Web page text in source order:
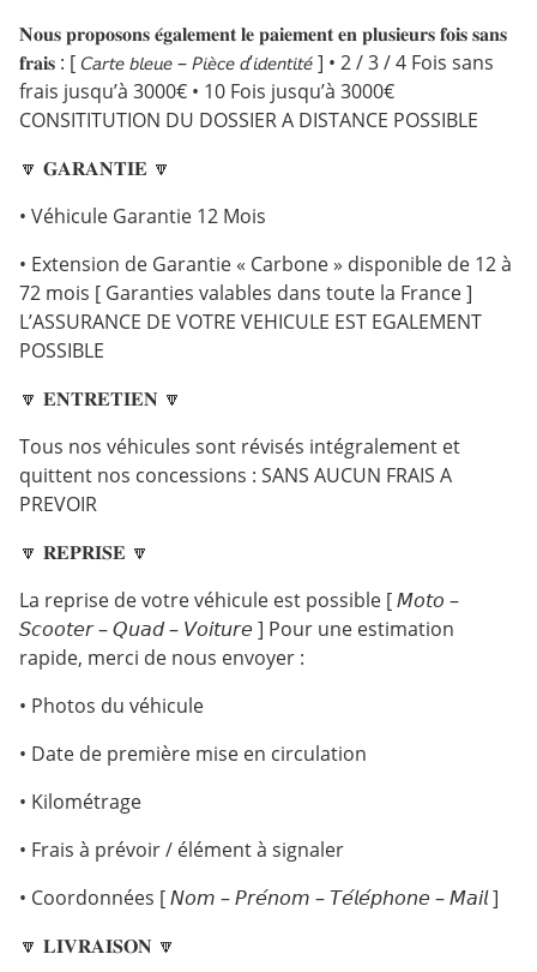
𝐍𝐨𝐮𝐬 𝐩𝐫𝐨𝐩𝐨𝐬𝐨𝐧𝐬 𝐞́𝐠𝐚𝐥𝐞𝐦𝐞𝐧𝐭 𝐥𝐞 𝐩𝐚𝐢𝐞𝐦𝐞𝐧𝐭 𝐞𝐧 𝐩𝐥𝐮𝐬𝐢𝐞𝐮𝐫𝐬 𝐟𝐨𝐢𝐬 𝐬𝐚𝐧𝐬
𝐟𝐫𝐚𝐢𝐬 : [ 𝘊𝘢𝘳𝘵𝘦 𝘣𝘭𝘦𝘶𝘦 – 𝘗𝘪𝘦̀𝘤𝘦 𝘥’𝘪𝘥𝘦𝘯𝘵𝘪𝘵𝘦́ ] • 2 / 3 / 4 Fois sans
frais jusqu’à 3000€ • 10 Fois jusqu’à 3000€
CONSITITUTION DU DOSSIER A DISTANCE POSSIBLE
🔽 𝐆𝐀𝐑𝐀𝐍𝐓𝐈𝐄 🔽
• Véhicule Garantie 12 Mois
• Extension de Garantie « Carbone » disponible de 12 à
72 mois [ Garanties valables dans toute la France ]
L’ASSURANCE DE VOTRE VEHICULE EST EGALEMENT
POSSIBLE
🔽 𝐄𝐍𝐓𝐑𝐄𝐓𝐈𝐄𝐍 🔽
Tous nos véhicules sont révisés intégralement et
quittent nos concessions : SANS AUCUN FRAIS A
PREVOIR
🔽 𝐑𝐄𝐏𝐑𝐈𝐒𝐄 🔽
La reprise de votre véhicule est possible [ 𝘔𝘰𝘵𝘰 –
𝘚𝘤𝘰𝘰𝘵𝘦𝘳 – 𝘘𝘶𝘢𝘥 – 𝘝𝘰𝘪𝘵𝘶𝘳𝘦 ] Pour une estimation
rapide, merci de nous envoyer :
• Photos du véhicule
• Date de première mise en circulation
• Kilométrage
• Frais à prévoir / élément à signaler
• Coordonnées [ 𝘕𝘰𝘮 – 𝘗𝘳𝘦́𝘯𝘰𝘮 – 𝘛𝘦́𝘭𝘦́𝘱𝘩𝘰𝘯𝘦 – 𝘔𝘢𝘪𝘭 ]
🔽 𝐋𝐈𝐕𝐑𝐀𝐈𝐒𝐎𝐍 🔽